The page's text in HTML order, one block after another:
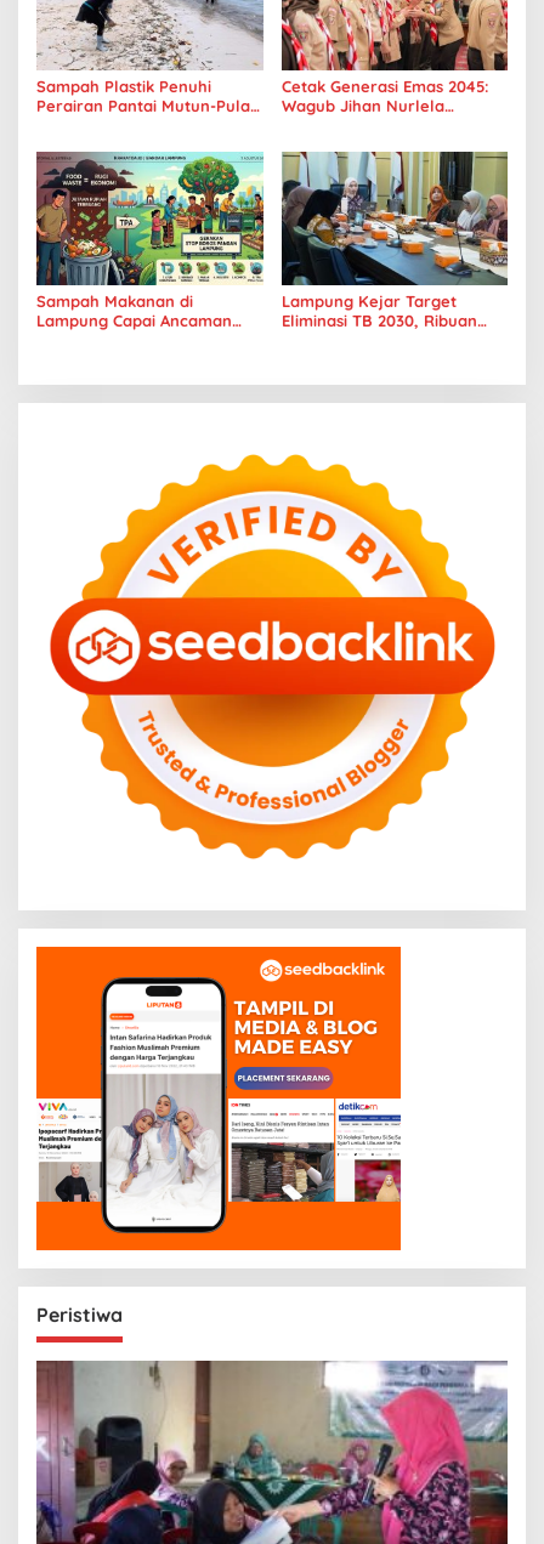
Sampah Plastik Penuhi
Perairan Pantai Mutun-Pulau
Cetak Generasi Emas 2045:
Wagub Jihan Nurlela
Era Digital
Sampah Makanan di
Lampung Capai Ancaman
Lampung Kejar Target
Eliminasi TB 2030, Ribuan
Peristiwa